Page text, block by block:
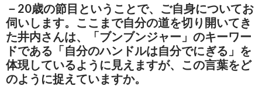
－20歳の節目ということで、ご自身についてお
伺いします。ここまで自分の道を切り開いてき
た井内さんは、「ブンブンジャー」のキーワー
ドである「自分のハンドルは自分でにぎる」を
体現しているように見えますが、この言葉をど
のように捉えていますか。